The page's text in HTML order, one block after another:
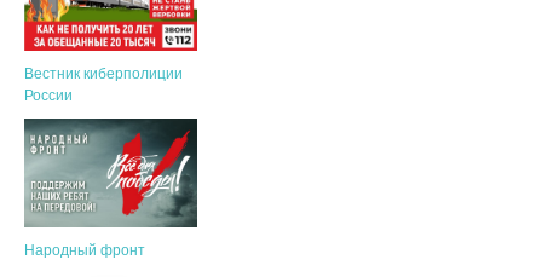
Вестник киберполиции
России
Народный фронт